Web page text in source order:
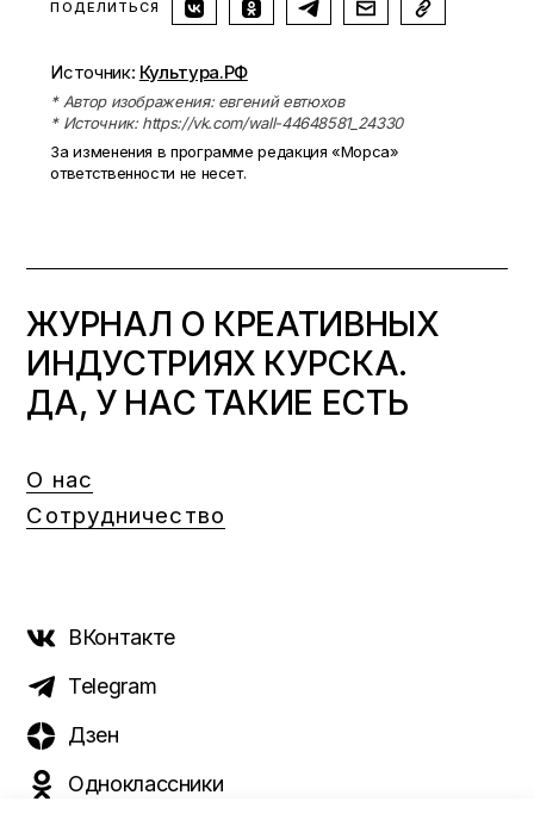
ПОДЕЛИТЬСЯ
Источник: Культура.РФ
* Автор изображения: евгений евтюхов
* Источник: https://vk.com/wall-44648581_24330
За изменения в программе редакция «Морса»
ответственности не несет.
ЖУРНАЛ О КРЕАТИВНЫХ
ИНДУСТРИЯХ КУРСКА.
ДА, У НАС ТАКИЕ ЕСТЬ
О нас
Сотрудничество
ВКонтакте
Telegram
Дзен
Одноклассники